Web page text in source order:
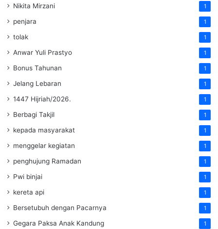
Nikita Mirzani 1
penjara 1
tolak 1
Anwar Yuli Prastyo 1
Bonus Tahunan 1
Jelang Lebaran 1
1447 Hijriah/2026. 1
Berbagi Takjil 1
kepada masyarakat 1
menggelar kegiatan 1
penghujung Ramadan 1
Pwi binjai 1
kereta api 1
Bersetubuh dengan Pacarnya 1
Gegara Paksa Anak Kandung 1